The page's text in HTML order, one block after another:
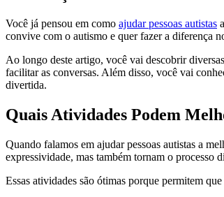
Você já pensou em como ajudar pessoas autistas
convive com o autismo e quer fazer a diferença
Ao longo deste artigo, você vai descobrir
facilitar as conversas. Além disso, você vai
divertida.
Quais Atividades Podem
Quando falamos em ajudar pessoas autistas a
expressividade, mas também tornam o processo
Essas atividades são ótimas porque permitem